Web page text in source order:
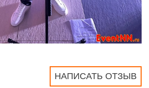
НАПИСАТЬ ОТЗЫВ